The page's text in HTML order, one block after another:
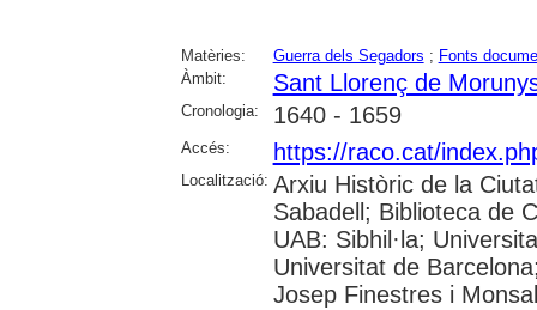
Matèries: Guerra dels Segadors ; Fonts
Àmbit:
Sant Llorenç de
Cronologia: 1640 - 1659
Accés: https://raco.cat/
Localització: Arxiu Històric de la
Sabadell; Biblioteca de
UAB: Sibhil·la;
Universitat de
Josep Finestres i